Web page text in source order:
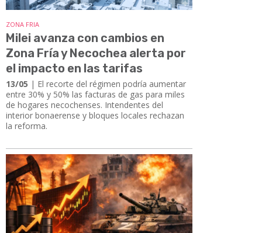
ZONA FRIA
Milei avanza con cambios en
Zona Fría y Necochea alerta por
el impacto en las tarifas
13/05 | El recorte del régimen podría aumentar
entre 30% y 50% las facturas de gas para miles
de hogares necochenses. Intendentes del
interior bonaerense y bloques locales rechazan
la reforma.